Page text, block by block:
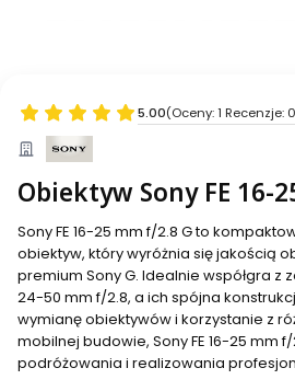
5.00(Oceny: 1 Recenzje:
Obiektyw Sony FE 16-
Sony FE 16-25 mm f/2.8 G to
obiektyw, który wyróżnia się jakością
premium Sony G. Idealnie współgra z
24-50 mm f/2.8, a ich spójna
wymianę obiektywów i korzystanie z
mobilnej budowie, Sony FE 16-25 mm
podróżowania i realizowania